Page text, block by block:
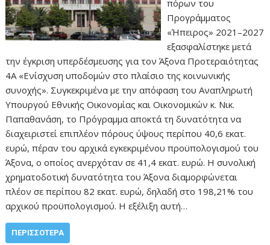
πόρων του
Προγράμματος
«Ήπειρος» 2021–2027
εξασφαλίστηκε μετά
την έγκριση υπερδέσμευσης για τον Άξονα Προτεραιότητας
4Α «Ενίσχυση υποδομών στο πλαίσιο της κοινωνικής
συνοχής». Συγκεκριμένα με την απόφαση του Αναπληρωτή
Υπουργού Εθνικής Οικονομίας και Οικονομικών κ. Νικ.
Παπαθανάση, το Πρόγραμμα αποκτά τη δυνατότητα να
διαχειριστεί επιπλέον πόρους ύψους περίπου 40,6 εκατ.
ευρώ, πέραν του αρχικά εγκεκριμένου προϋπολογισμού του
Άξονα, ο οποίος ανερχόταν σε 41,4 εκατ. ευρώ. Η συνολική
χρηματοδοτική δυνατότητα του Άξονα διαμορφώνεται
πλέον σε περίπου 82 εκατ. ευρώ, δηλαδή στο 198,21% του
αρχικού προϋπολογισμού. Η εξέλιξη αυτή…
ΠΕΡΙΣΣΌΤΕΡΑ